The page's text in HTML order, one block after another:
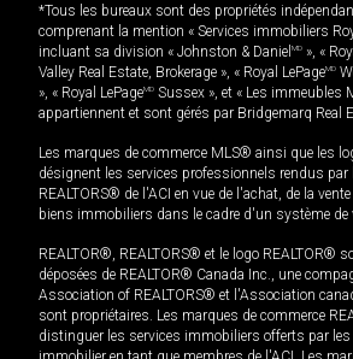
*Tous les bureaux sont des propriétés
comprenant la mention « Services immobiliers
incluant sa division « Johnston & Daniel MD », «
Valley Real Estate, Brokerage », « Royal LePageMD
», « Royal LePageMD Sussex », et « Les immeubles
appartiennent et sont gérés par Bridgemarq Real
Les marques de commerce MLS® ainsi que les
désignent les services professionnels rendus par
REALTORS® de l'ACI en vue de l'achat, de la
biens immobiliers dans le cadre d'un système de
REALTOR®, REALTORS® et le logo REALTOR®
déposées de REALTOR® Canada Inc., une
Association of REALTORS® et l'Association
sont propriétaires. Les marques de commerce
distinguer les services immobiliers offerts par